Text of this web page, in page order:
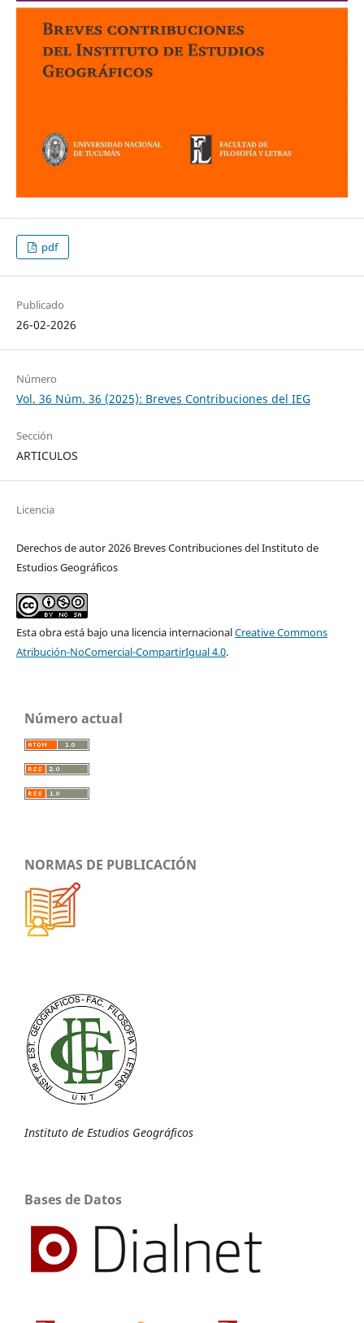
pdf
Publicado
26-02-2026
Número
Vol. 36 Núm. 36 (2025): Breves Contribuciones del IEG
Sección
ARTICULOS
Licencia
Derechos de autor 2026 Breves Contribuciones del Instituto de
Estudios Geográficos
Esta obra está bajo una licencia internacionalCreative Commons
Atribución-NoComercial-CompartirIgual 4.0.
Número actual
NORMAS DE PUBLICACIÓN
Instituto de Estudios Geográficos
Bases de Datos